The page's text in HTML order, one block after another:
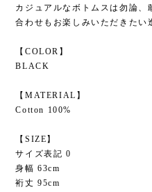
カジュアルなボトムスは勿論、
合わせもお楽しみいただきたい
【COLOR】
BLACK
【MATERIAL】
Cotton 100%
【SIZE】
サイズ表記 0
身幅 63cm
裄丈 95cm